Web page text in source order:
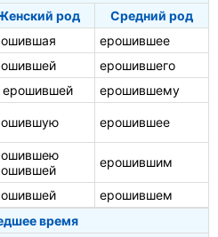
род
Средний род
ерошившее
ерошившего
ерошившей ерошившему
ерошившее
ерошившим
ерошившем
время